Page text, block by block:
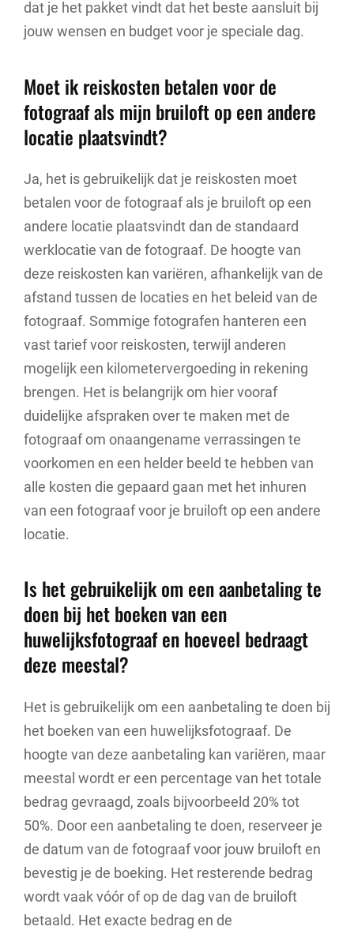
dat je het pakket vindt dat het beste aansluit bij
jouw wensen en budget voor je speciale dag.
Moet ik reiskosten betalen voor de
fotograaf als mijn bruiloft op een andere
locatie plaatsvindt?
Ja, het is gebruikelijk dat je reiskosten moet
betalen voor de fotograaf als je bruiloft op een
andere locatie plaatsvindt dan de standaard
werklocatie van de fotograaf. De hoogte van
deze reiskosten kan variëren, afhankelijk van de
afstand tussen de locaties en het beleid van de
fotograaf. Sommige fotografen hanteren een
vast tarief voor reiskosten, terwijl anderen
mogelijk een kilometervergoeding in rekening
brengen. Het is belangrijk om hier vooraf
duidelijke afspraken over te maken met de
fotograaf om onaangename verrassingen te
voorkomen en een helder beeld te hebben van
alle kosten die gepaard gaan met het inhuren
van een fotograaf voor je bruiloft op een andere
locatie.
Is het gebruikelijk om een aanbetaling te
doen bij het boeken van een
huwelijksfotograaf en hoeveel bedraagt
deze meestal?
Het is gebruikelijk om een aanbetaling te doen bij
het boeken van een huwelijksfotograaf. De
hoogte van deze aanbetaling kan variëren, maar
meestal wordt er een percentage van het totale
bedrag gevraagd, zoals bijvoorbeeld 20% tot
50%. Door een aanbetaling te doen, reserveer je
de datum van de fotograaf voor jouw bruiloft en
bevestig je de boeking. Het resterende bedrag
wordt vaak vóór of op de dag van de bruiloft
betaald. Het exacte bedrag en de